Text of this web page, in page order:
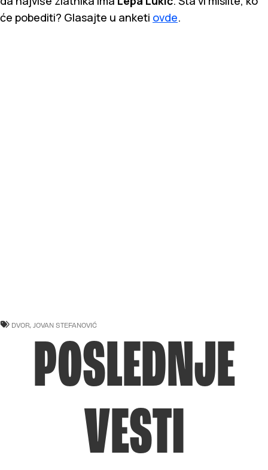
će pobediti? Glasajte u anketi ovde.
DVOR JOVAN STEFANOVIĆ
POSLEDNJE
VESTI